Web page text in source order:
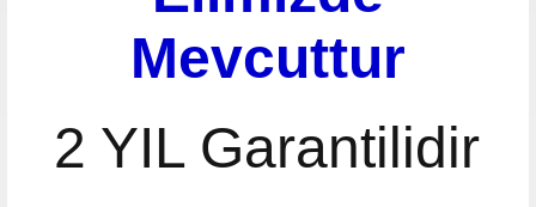
Mevcuttur
2 YIL Garantilidir